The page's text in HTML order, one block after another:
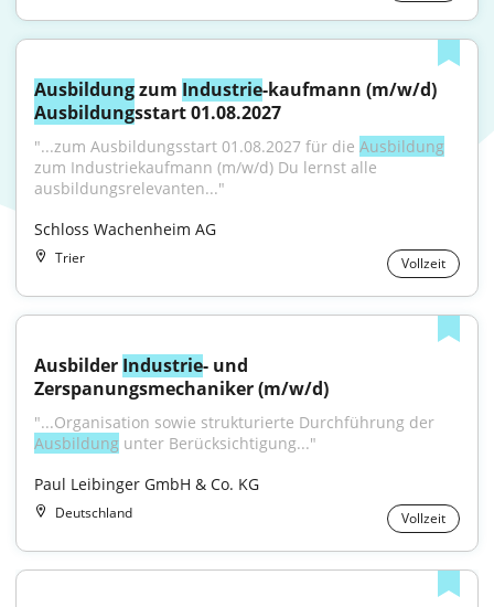
Ausbildung zum Industrie
Ausbildungsstart 01.08.2027
"...zum Ausbildungsstart 01.08.2027 für die Ausbildung
zum Industriekaufmann (m/w/d) Du lernst alle
ausbildungsrelevanten..."
Schloss Wachenheim AG
Trier Vollzeit
Ausbilder Industrie- und
Zerspanungsmechaniker (m/w/d)
Ausbildung unter Berücksichtigung..."
Paul Leibinger GmbH & Co. KG
Deutschland Vollzeit